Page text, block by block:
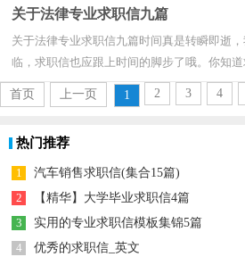
关于法律专业求职信九篇
关于法律专业求职信九篇时间真是转瞬即逝
临，求职信也应跟上时间的脚步了哦。你知
小编为大家整理的法律专业求职信9篇，仅供
首页 上一页 1 2 3 4
热门推荐
1
汽车销售求职信(集合15篇)
2
【精华】大学毕业求职信4篇
3
实用的专业求职信模板集锦5篇
4
优秀的求职信_英文